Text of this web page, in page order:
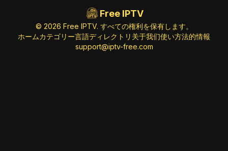
Free IPTV
© 2026 Free IPTV. すべての権利を保有します。
ホームカテゴリー言語ディレクトリ 关于我们使い方法的情報
support@iptv-free.com